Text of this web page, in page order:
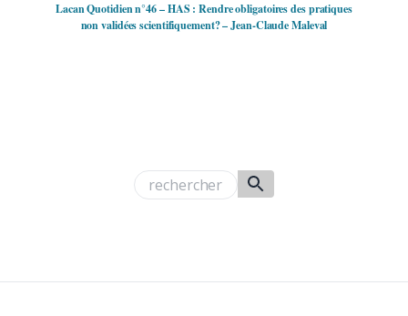
Lacan Quotidien n°46 – HAS : Rendre obligatoires des pratiques
non validées scientifiquement? – Jean-Claude Maleval